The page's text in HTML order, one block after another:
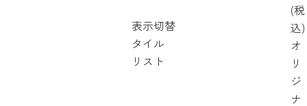
表示切替
タイル
リスト
(税
込)
オ
リ
ジ
ナ